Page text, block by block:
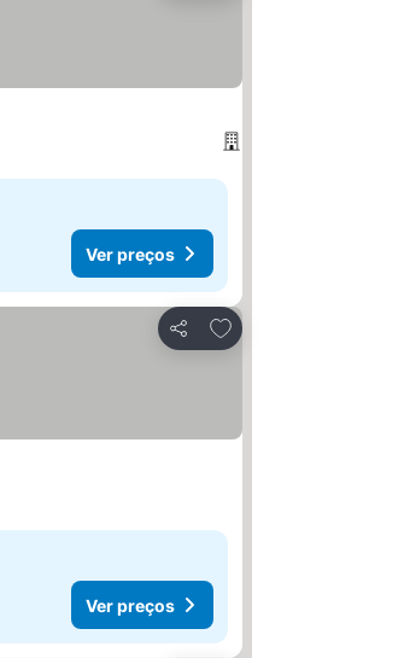
Ver preços
Partilhar
Adicionar aos favoritos
Ver preços